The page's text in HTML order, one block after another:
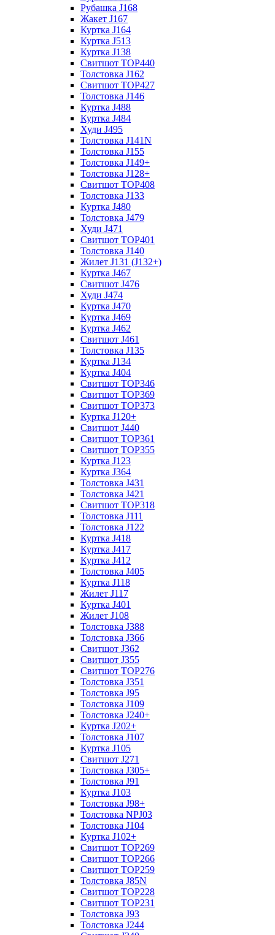
Рубашка J168
Жакет J167
Куртка J164
Куртка J513
Куртка J138
Свитшот TOP440
Толстовка J162
Свитшот TOP427
Толстовка J146
Куртка J488
Куртка J484
Худи J495
Толстовка J141N
Толстовка J155
Толстовка J149+
Толстовка J128+
Свитшот TOP408
Толстовка J133
Куртка J480
Толстовка J479
Худи J471
Свитшот TOP401
Толстовка J140
Жилет J131 (J132+)
Куртка J467
Свитшот J476
Худи J474
Куртка J470
Куртка J469
Куртка J462
Свитшот J461
Толстовка J135
Куртка J134
Куртка J404
Свитшот TOP346
Свитшот TOP369
Свитшот TOP373
Куртка J120+
Свитшот J440
Свитшот TOP361
Свитшот TOP355
Куртка J123
Куртка J364
Толстовка J431
Толстовка J421
Свитшот TOP318
Толстовка J111
Толстовка J122
Куртка J418
Куртка J417
Куртка J412
Толстовка J405
Куртка J118
Жилет J117
Куртка J401
Жилет J108
Толстовка J388
Толстовка J366
Свитшот J362
Свитшот J355
Свитшот TOP276
Толстовка J351
Толстовка J95
Толстовка J109
Толстовка J240+
Куртка J202+
Толстовка J107
Куртка J105
Свитшот J271
Толстовка J305+
Толстовка J91
Куртка J103
Толстовка J98+
Толстовка NPJ03
Толстовка J104
Куртка J102+
Свитшот TOP269
Свитшот TOP266
Свитшот TOP259
Толстовка J85N
Свитшот TOP228
Свитшот TOP231
Толстовка J93
Толстовка J244